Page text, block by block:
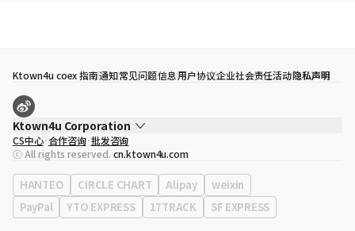
Ktown4u coex 指南通知常见问题信息用户协议企业社会责任活动隐私声明
Ktown4u Corporation
代表
宋効珉
营业执照 120-87-71116
公司地址 首尔特别市 江南区 岭东大路 513号 3楼 （三成洞， coex)
CS中心 合作咨询 批发咨询
ⓒ All rights reserved. cn.ktown4u.com
HANTEO CIRCLE CHART Alipay
weixin
PayPal
YTO EXPRESS 17TRACK SF EXPRESS